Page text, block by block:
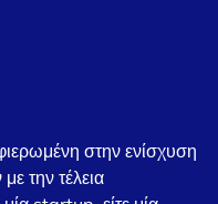
στην ενίσχυση
την τέλεια